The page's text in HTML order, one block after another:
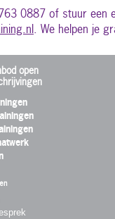
0887 of stuur een
. We helpen je
open